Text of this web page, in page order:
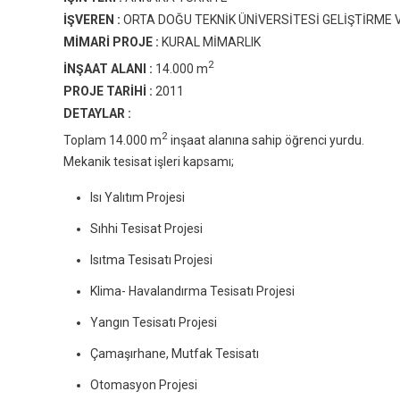
İŞVEREN : ORTA DOĞU TEKNİK ÜNİVERSİTESİ GELİŞTİRME
MİMARİ PROJE : KURAL MİMARLIK
İNŞAAT ALANI : 14.000 m2
PROJE TARİHİ : 2011
DETAYLAR :
Toplam 14.000 m2 inşaat alanına sahip öğrenci yurdu.
Mekanik tesisat işleri kapsamı;
Isı Yalıtım Projesi
Sıhhi Tesisat Projesi
Isıtma Tesisatı Projesi
Klima- Havalandırma Tesisatı Projesi
Yangın Tesisatı Projesi
Çamaşırhane, Mutfak Tesisatı
Otomasyon Projesi